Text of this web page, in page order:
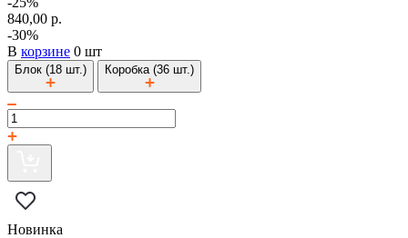
840,00 р.
-30%
В корзине 0 шт
Блок (18 шт.) Коробка (36 шт.)
Новинка